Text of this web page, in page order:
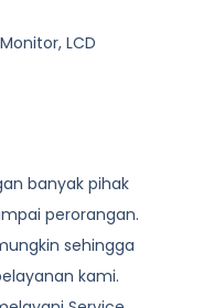
LCD
banyak pihak
perorangan.
sehingga
kami.